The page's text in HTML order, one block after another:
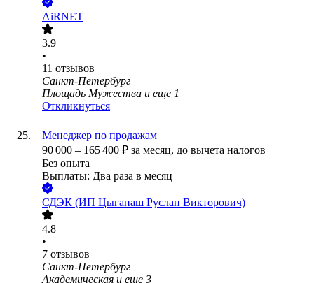
AiRNET
3.9
•
11 отзывов
Санкт-Петербург
Площадь Мужества и еще 1
Откликнуться
Менеджер по продажам
90 000 – 165 400 ₽ за месяц, до вычета налогов
Без опыта
Выплаты: Два раза в месяц
СДЭК (ИП Цыганаш Руслан Викторович)
4.8
•
7 отзывов
Санкт-Петербург
Академическая и еще 3